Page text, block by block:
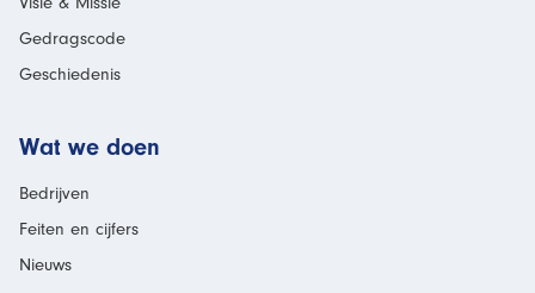
Gedragscode
Geschiedenis
Wat we doen
Bedrijven
Feiten en cijfers
Nieuws